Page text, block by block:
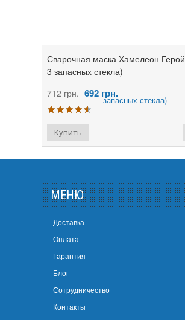
Сварочная маска Хамелеон
3 запасных стекла)
712 грн. 692 грн.
МЕНЮ
Доставка
Оплата
Гарантия
Блог
Сотрудничество
Контакты